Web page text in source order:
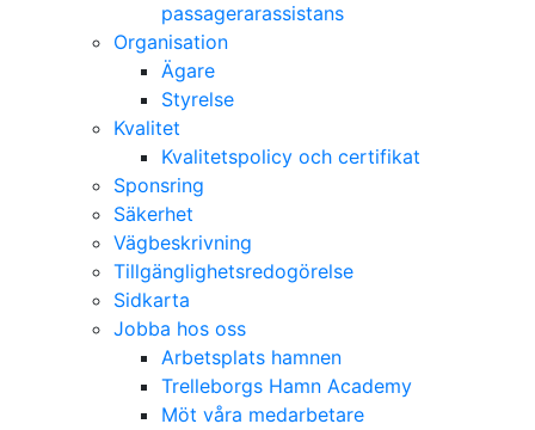
passagerarassistans
Organisation
Ägare
Styrelse
Kvalitet
Kvalitetspolicy och certifikat
Sponsring
Säkerhet
Vägbeskrivning
Tillgänglighetsredogörelse
Sidkarta
Jobba hos oss
Arbetsplats hamnen
Trelleborgs Hamn Academy
Möt våra medarbetare